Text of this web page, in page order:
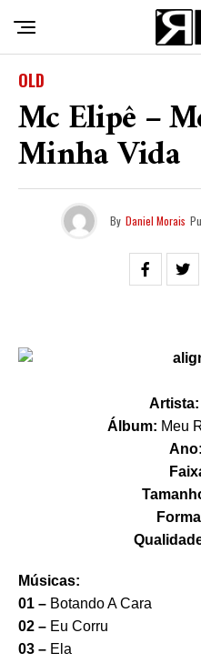
OLD
Mc Elipê –
Minha Vida
By Daniel Morais
Artista:
Álbum: Meu
Ano:
Músicas:
01 – Botando A Cara
02 – Eu Corru
03 – Ela